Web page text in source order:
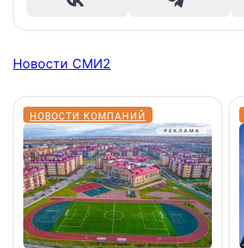
Новости СМИ2
НОВОСТИ КОМПАНИЙ